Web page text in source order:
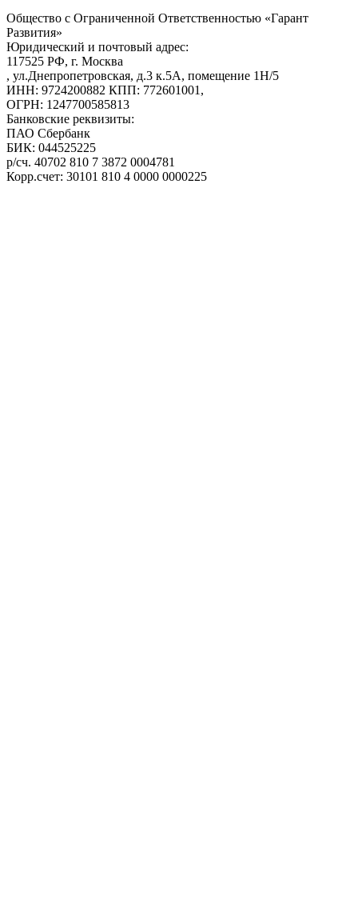
Общество с Ограниченной Ответственностью «Гарант
Развития»
Юридический и почтовый адрес:
117525 РФ, г. Москва
, ул.Днепропетровская, д.3 к.5А, помещение 1Н/5
ИНН: 9724200882 КПП: 772601001,
ОГРН: 1247700585813
Банковские реквизиты:
ПАО Сбербанк
БИК: 044525225
р/сч. 40702 810 7 3872 0004781
Корр.счет: 30101 810 4 0000 0000225